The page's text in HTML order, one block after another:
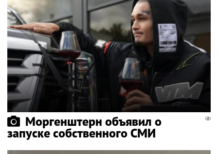
Моргенштерн объявил о
запуске собственного СМИ